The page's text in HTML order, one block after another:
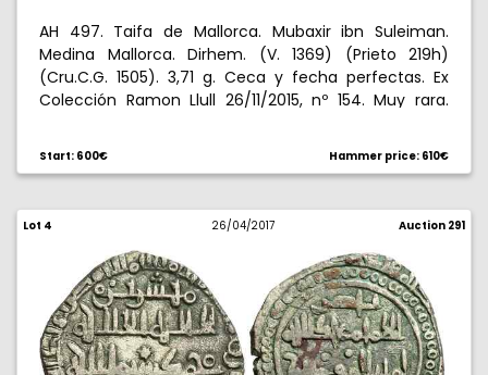
AH 497. Taifa de Mallorca. Mubaxir ibn Suleiman.
Medina Mallorca. Dirhem. (V. 1369) (Prieto 219h)
(Cru.C.G. 1505). 3,71 g. Ceca y fecha perfectas. Ex
Colección Ramon Llull 26/11/2015, nº 154. Muy rara.
Start: 600€ Hammer price: 610€
Lot 4 26/04/2017 Auction 291